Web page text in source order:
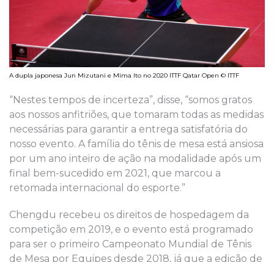
A dupla japonesa Jun Mizutani e Mima Ito no 2020 ITTF Qatar Open © ITTF
“Nestes tempos de incerteza”, disse, “somos gratos
aos nossos anfitriões, que tomaram todas as medidas
necessárias para garantir a entrega satisfatória do
nosso evento. A família do tênis de mesa está ansiosa
por um ano inteiro de ação na modalidade após um
final bem-sucedido em 2021, que marcou a
retomada internacional do esporte.”
Chengdu recebeu os direitos de hospedagem da
competição em 2019, e o evento está programado
para ser o primeiro Campeonato Mundial de Tênis
de Mesa por Equipes desde 2018, já que a edição de